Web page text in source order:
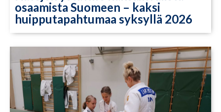
osaamista Suomeen – kaksi
huipputapahtumaa syksyllä 2026